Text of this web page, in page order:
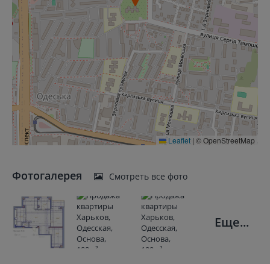
Leaflet | © OpenStreetMap
Фотогалерея Смотреть все фото
Еще...